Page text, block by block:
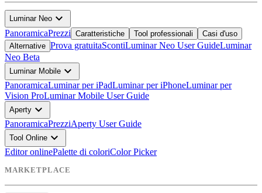
Luminar Neo expand_more
PanoramicaPrezzi Caratteristiche Tool professionali
Casi d'uso
Alternative Prova gratuitaScontiLuminar Neo User GuideLuminar
Neo Beta
Luminar Mobile expand_more
PanoramicaLuminar per iPadLuminar per iPhoneLuminar per
Vision ProLuminar Mobile User Guide
Aperty expand_more
PanoramicaPrezziAperty User Guide
Tool Online expand_more
Editor onlinePalette di coloriColor Picker
MARKETPLACE